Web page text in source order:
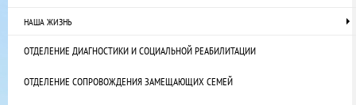
НАША ЖИЗНЬ
ОТДЕЛЕНИЕ ДИАГНОСТИКИ И СОЦИАЛЬНОЙ РЕАБИЛИТАЦИИ
ОТДЕЛЕНИЕ СОПРОВОЖДЕНИЯ ЗАМЕЩАЮЩИХ СЕМЕЙ